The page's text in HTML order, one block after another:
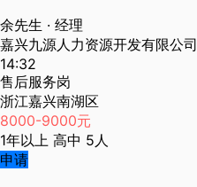
余先生 · 经理
嘉兴九源人力资源开发有限公司
14:32
售后服务岗
浙江嘉兴南湖区
8000-9000元
1年以上 高中 5人
申请